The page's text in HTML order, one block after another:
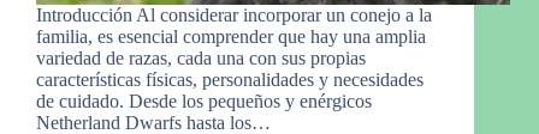
Introducción Al considerar incorporar un conejo a la
familia, es esencial comprender que hay una amplia
variedad de razas, cada una con sus propias
características físicas, personalidades y necesidades
de cuidado. Desde los pequeños y enérgicos
Netherland Dwarfs hasta los…